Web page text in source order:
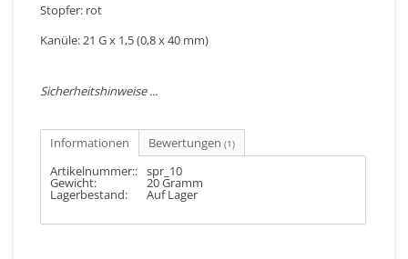
Stopfer: rot
Kanüle: 21 G x 1,5 (0,8 x 40 mm)
Sicherheitshinweise ...
Informationen Bewertungen (1)
Artikelnummer:: spr_10
Gewicht: 20 Gramm
Lagerbestand: Auf Lager